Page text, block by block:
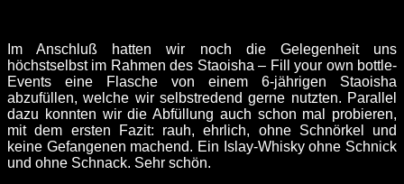
Im Anschluß hatten wir noch die Gelegenheit uns
höchstselbst im Rahmen des Staoisha – Fill your own bottle-
Events eine Flasche von einem 6-jährigen Staoisha
abzufüllen, welche wir selbstredend gerne nutzten. Parallel
dazu konnten wir die Abfüllung auch schon mal probieren,
mit dem ersten Fazit: rauh, ehrlich, ohne Schnörkel und
keine Gefangenen machend. Ein Islay-Whisky ohne Schnick
und ohne Schnack. Sehr schön.